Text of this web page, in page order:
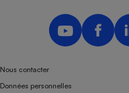
Nous contacter
Données personnelles